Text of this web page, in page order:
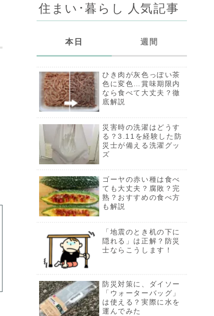
住まい･暮らし 人気記事
本日
ひき肉が灰色っぽい茶
色に変色…賞味期限内
なら食べて大丈夫？徹
底解説
災害時の洗濯はどうす
る？3.11を経験した防
災士が備える洗濯グッ
ズ
ゴーヤの赤い種は食べ
ても大丈夫？腐敗？完
熟？おすすめの食べ方
も解説
「地震のとき机の下に
隠れる」は正解？防災
士ならこうします！
防災対策に、ダイソー
「ウォーターバッグ」
は使える？実際に水を
運んでみた
週間
ひき肉が灰色っぽい茶
色に変色…賞味期限内
なら食べて大丈夫？徹
底解説
防災対策に、ダイソー
「ウォーターバッグ」
は使える？実際に水を
運んでみた
災害時の洗濯はどうす
る？3.11を経験した防
災士が備える洗濯グッ
ズ
ゴーヤの赤い種は食べ
ても大丈夫？腐敗？完
熟？おすすめの食べ方
も解説
ウィンディor気象庁、
台風予報を正確に知る
には？【防災士解説】